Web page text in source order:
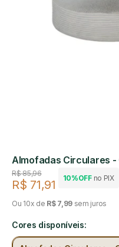
Almofadas Circulares -
Preço regular
R$ 85,96
Preço de venda
R$ 71,91 10%OFFno PIX
Ou 10x de R$ 7,99sem juros
Cores disponíveis: